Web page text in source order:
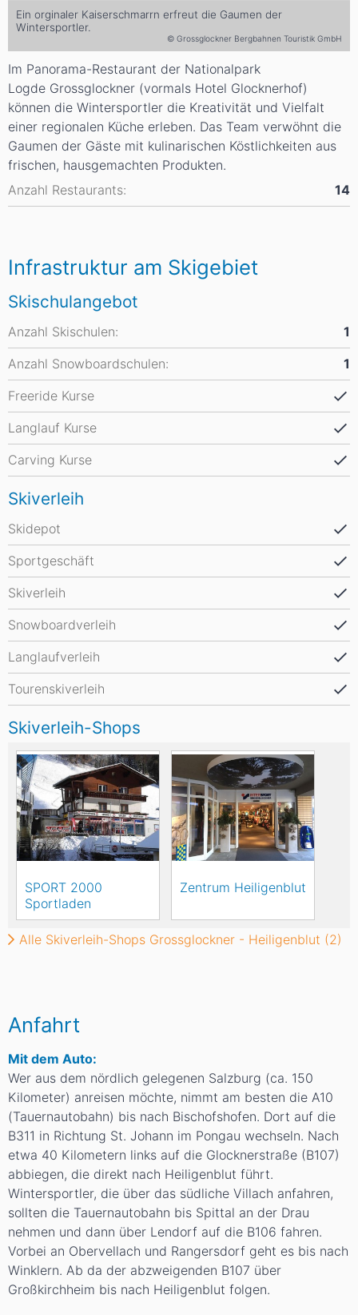
Ein orginaler Kaiserschmarrn erfreut die Gaumen der
Wintersportler.
© Grossglockner Bergbahnen Touristik GmbH
Im Panorama-Restaurant der Nationalpark
Logde Grossglockner (vormals Hotel Glocknerhof)
können die Wintersportler die Kreativität und Vielfalt
einer regionalen Küche erleben. Das Team verwöhnt die
Gaumen der Gäste mit kulinarischen Köstlichkeiten aus
frischen, hausgemachten Produkten.
Anzahl Restaurants:
14
Infrastruktur am Skigebiet
Skischulangebot
Anzahl Skischulen:
1
Anzahl Snowboardschulen:
1
Freeride Kurse
Langlauf Kurse
Carving Kurse
Skiverleih
Skidepot
Sportgeschäft
Skiverleih
Snowboardverleih
Langlaufverleih
Tourenskiverleih
Skiverleih-Shops
SPORT 2000
Sportladen
Zentrum Heiligenblut
Alle Skiverleih-Shops Grossglockner - Heiligenblut (2)
Anfahrt
Mit dem Auto:
Wer aus dem nördlich gelegenen Salzburg (ca. 150
Kilometer) anreisen möchte, nimmt am besten die A10
(Tauernautobahn) bis nach Bischofshofen. Dort auf die
B311 in Richtung St. Johann im Pongau wechseln. Nach
etwa 40 Kilometern links auf die Glocknerstraße (B107)
abbiegen, die direkt nach Heiligenblut führt.
Wintersportler, die über das südliche Villach anfahren,
sollten die Tauernautobahn bis Spittal an der Drau
nehmen und dann über Lendorf auf die B106 fahren.
Vorbei an Obervellach und Rangersdorf geht es bis nach
Winklern. Ab da der abzweigenden B107 über
Großkirchheim bis nach Heiligenblut folgen.